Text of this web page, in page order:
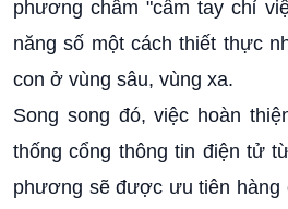
phương châm "cầm tay chỉ
năng số một cách thiết thực
con ở vùng sâu, vùng xa.
Song song đó, việc hoàn
thống cổng thông tin điện tử
phương sẽ được ưu tiên hàng